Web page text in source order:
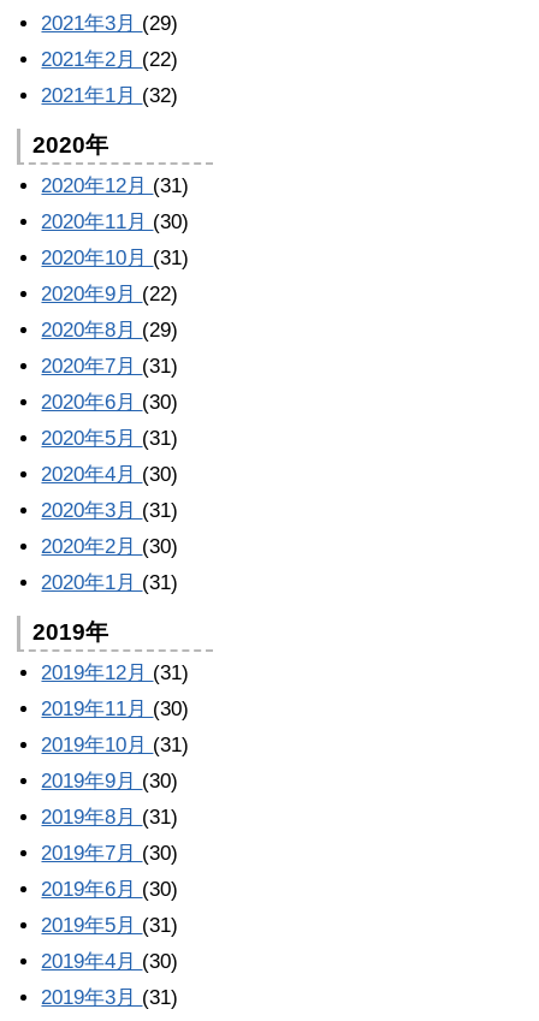
2021年3月 (29)
2021年2月 (22)
2021年1月 (32)
2020年
2020年12月 (31)
2020年11月 (30)
2020年10月 (31)
2020年9月 (22)
2020年8月 (29)
2020年7月 (31)
2020年6月 (30)
2020年5月 (31)
2020年4月 (30)
2020年3月 (31)
2020年2月 (30)
2020年1月 (31)
2019年
2019年12月 (31)
2019年11月 (30)
2019年10月 (31)
2019年9月 (30)
2019年8月 (31)
2019年7月 (30)
2019年6月 (30)
2019年5月 (31)
2019年4月 (30)
2019年3月 (31)